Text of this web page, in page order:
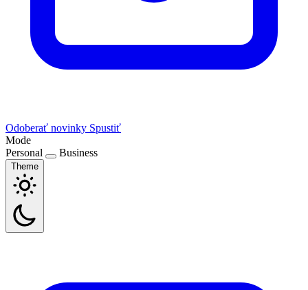
Odoberať novinky Spustiť
Mode
Personal
Business
Theme